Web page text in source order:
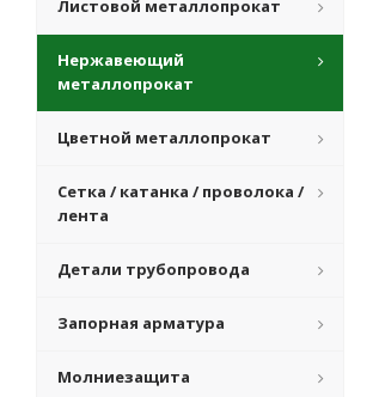
Листовой металлопрокат
Нержавеющий
металлопрокат
Цветной металлопрокат
Сетка / катанка / проволока /
лента
Детали трубопровода
Запорная арматура
Молниезащита